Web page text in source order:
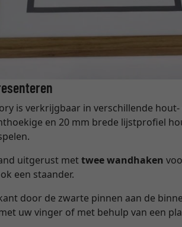
is verkrijgbaar in verschillende
en 20 mm brede lijstprofiel
uitgerust mettwee wandhaken
een staander.
door de zwarte pinnen aan de
uw vinger of met behulp van een